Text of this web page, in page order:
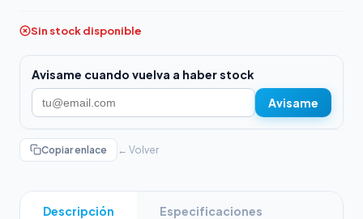
Sin stock disponible
Avisame cuando vuelva a haber stock
Avisame
Copiar enlace ← Volver
Descripción Especificaciones